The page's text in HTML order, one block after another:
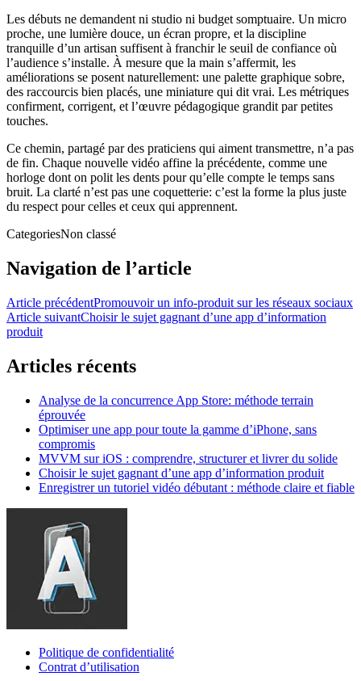
Les débuts ne demandent ni studio ni budget somptuaire. Un micro
proche, une lumière douce, un écran propre, et la discipline
tranquille d’un artisan suffisent à franchir le seuil de confiance où
l’audience s’installe. À mesure que la main s’affermit, les
améliorations se posent naturellement: une palette graphique sobre,
des raccourcis bien placés, une miniature qui dit vrai. Les métriques
confirment, corrigent, et l’œuvre pédagogique grandit par petites
touches.
Ce chemin, partagé par des praticiens qui aiment transmettre, n’a pas
de fin. Chaque nouvelle vidéo affine la précédente, comme une
horloge dont on polit les dents pour qu’elle compte le temps sans
bruit. La clarté n’est pas une coquetterie: c’est la forme la plus juste
du respect pour celles et ceux qui apprennent.
CategoriesNon classé
Navigation de l’article
Article précédentPromouvoir un info-produit sur les réseaux sociaux
Article suivantChoisir le sujet gagnant d’une app d’information
produit
Articles récents
Analyse de la concurrence App Store: méthode terrain
éprouvée
Optimiser une app pour toute la gamme d’iPhone, sans
compromis
MVVM sur iOS : comprendre, structurer et livrer du solide
Choisir le sujet gagnant d’une app d’information produit
Enregistrer un tutoriel vidéo débutant : méthode claire et fiable
Politique de confidentialité
Contrat d’utilisation